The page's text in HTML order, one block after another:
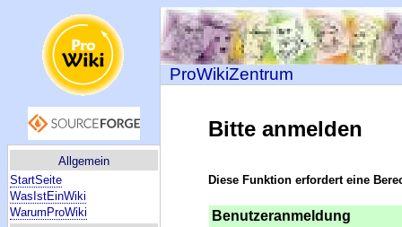
Allgemein
StartSeite
WasIstEinWiki
WarumProWiki
ProWikiZentrum
Bitte anmelden
Diese Funktion erfordert eine
Benutzeranmeldung